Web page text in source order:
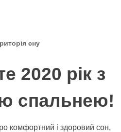
сну
2020 рік з
спальнею!
комфортний і здоровий сон,